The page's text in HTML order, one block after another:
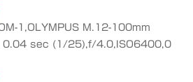
1,OLYMPUS M.12-100mm
0.04 sec (1/25),f/4.0,ISO6400,0